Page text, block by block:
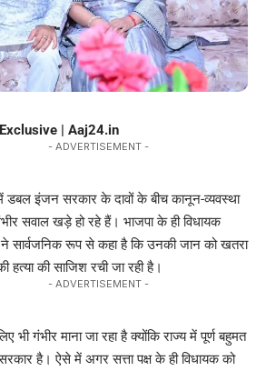
| Aaj24.in
- ADVERTISEMENT -
डबल इंजन सरकार के दावों के बीच कानून-व्यवस्था
सवाल खड़े हो रहे हैं। भाजपा के ही विधायक
सार्वजनिक रूप से कहा है कि उनकी जान को खतरा
की साजिश रची जा रही है।
- ADVERTISEMENT -
भी गंभीर माना जा रहा है क्योंकि राज्य में पूर्ण बहुमत
है। ऐसे में अगर सत्ता पक्ष के ही विधायक को